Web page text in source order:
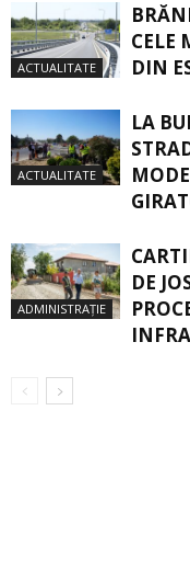
ACTUALITATE
CELE
DIN
ACTUALITATE
LA
ADMINISTRAȚIE
DE